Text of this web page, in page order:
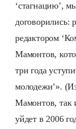
‘стагнацию’,
договорились:
редактором
Мамонтов,
три года
молодежи’».
Мамонтов, так
уйдет в 2006